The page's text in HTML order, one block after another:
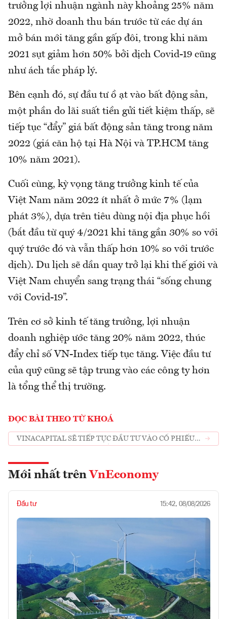
trưởng lợi nhuận ngành này khoảng 25% năm
2022, nhờ doanh thu bán trước từ các dự án
mở bán mới tăng gần gấp đôi, trong khi năm
2021 sụt giảm hơn 50% bởi dịch Covid-19 cũng
như ách tắc pháp lý.
Bên cạnh đó, sự đầu tư ồ ạt vào bất động sản,
một phần do lãi suất tiền gửi tiết kiệm thấp, sẽ
tiếp tục “đẩy” giá bất động sản tăng trong năm
2022 (giá căn hộ tại Hà Nội và TP.HCM tăng
10% năm 2021).
Cuối cùng, kỳ vọng tăng trưởng kinh tế của
Việt Nam năm 2022 ít nhất ở mức 7% (lạm
phát 3%), dựa trên tiêu dùng nội địa phục hồi
(bắt đầu từ quý 4/2021 khi tăng gần 30% so với
quý trước đó và vẫn thấp hơn 10% so với trước
dịch). Du lịch sẽ dần quay trở lại khi thế giới và
Việt Nam chuyển sang trạng thái “sống chung
với Covid-19”.
Trên cơ sở kinh tế tăng trưởng, lợi nhuận
doanh nghiệp ước tăng 20% năm 2022, thúc
đẩy chỉ số VN-Index tiếp tục tăng. Việc đầu tư
của quỹ cũng sẽ tập trung vào các công ty hơn
là tổng thể thị trường.
ĐỌC BÀI THEO TỪ KHOÁ
VINACAPITAL SẼ TIẾP TỤC ĐẦU TƯ VÀO CỔ PHIẾU
Mới nhất trên VnEconomy
Đầu tư 15:42, 08/08/2026